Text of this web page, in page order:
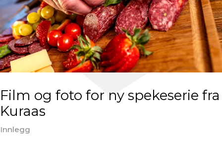
Film og foto for ny spekeserie fra
Kuraas
Innlegg